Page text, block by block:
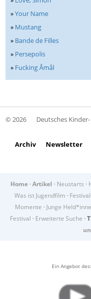
»Your Name
» Mustang
» Bande de Filles
» Persepolis
» Fucking Åmål
© 2026 Deutsches
Archiv Newsletter
Home · Artikel · Neustarts ·
Was ist Jugendfilm ·
Momente · Junge
Festival · Erweiterte Suche ·
Ein Angebot des: